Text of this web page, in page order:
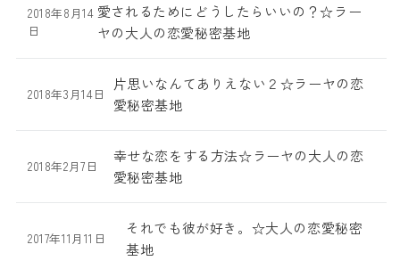
2018年8月14
日
愛されるためにどうしたらいいの？☆ラー
ヤの大人の恋愛秘密基地
2018年3月14日
片思いなんてありえない２☆ラーヤの恋
愛秘密基地
2018年2月7日
幸せな恋をする方法☆ラーヤの大人の恋
愛秘密基地
2017年11月11日
それでも彼が好き。☆大人の恋愛秘密
基地